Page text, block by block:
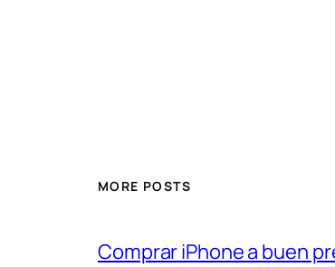
MORE POSTS
Comprar iPhone a buen